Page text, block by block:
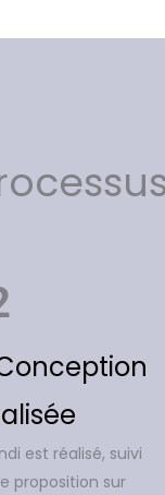
est réalisé, suivi
proposition sur